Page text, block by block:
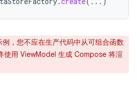
，您不应在生产代码中从可组合函数
用 ViewModel 生成 Compose 将渲